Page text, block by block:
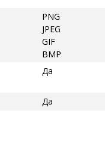
PNG
JPEG
GIF
BMP
Да
Да